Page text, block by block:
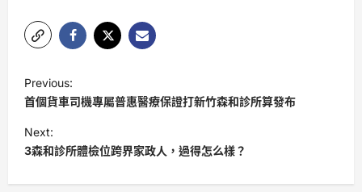
o
s
t
Previous:
首個貨車司機專屬普惠醫療保證打新竹森和診所算發布
Next:
3森和診所體檢位跨界家政人，過得怎么樣？